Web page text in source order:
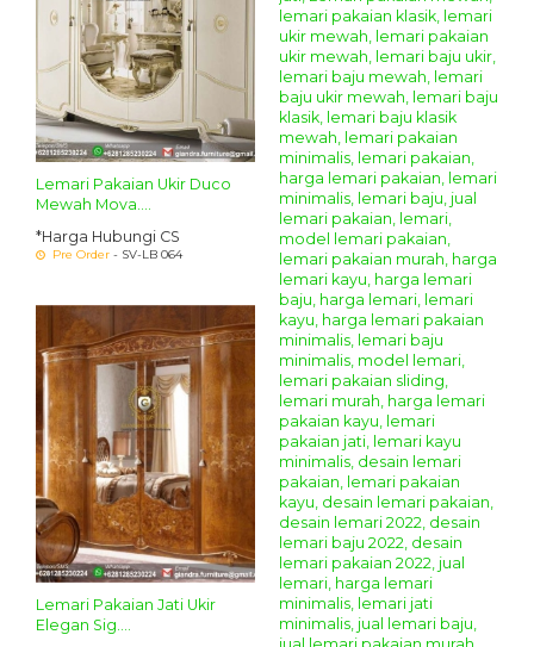
Lemari Pakaian Ukir Duco
Mewah Mova....
*Harga Hubungi CS
Pre Order - SV-LB 064
Lemari Pakaian Jati Ukir
Elegan Sig....